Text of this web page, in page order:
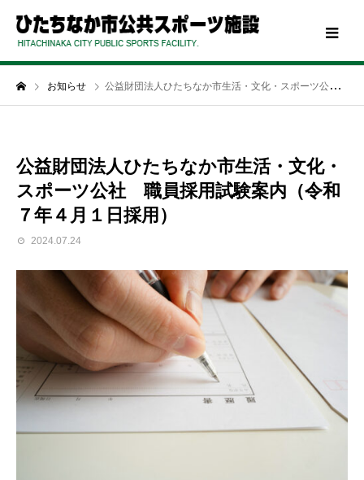
お知らせ 公益財団法人ひたちなか市生活・文化・スポーツ公社 職員採用試験案内（令和７年４月１日採用）
公益財団法人ひたちなか市生活・文化・
スポーツ公社 職員採用試験案内（令和
７年４月１日採用）
2024.07.24